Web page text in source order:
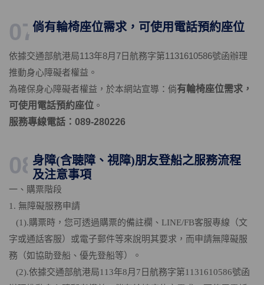
07倘有輪椅座位需求，可使用電話預約座位
依據交通部航港局113年8月7日航務字第1131610586號函辦理
推動身心障礙者權益。
為確保身心障礙者權益，於本網站宣導：倘有輪椅座位需求，
可使用電話預約座位 。
服務專線電話：089-280226
08身障(含聴障、視障)朋友登船之服務流程
及注意事項
一、購票階段
1. 無障礙服務申請
(1).購票時，您可透過購票的備註欄、LINE/FB客服專線（文
字或通話客服）或電子郵件等來說明其要求，而申請無障礙服
務（如協助登船、優先登船等）。
(2).依據交通部航港局113年8月7日航務字第1131610586號函